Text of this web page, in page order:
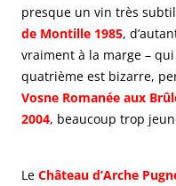
presque un vin très
de Montille 1985,
vraiment à la marge –
quatrième est bizarre,
Vosne Romanée aux
2004, beaucoup trop
Le Château d’Arche